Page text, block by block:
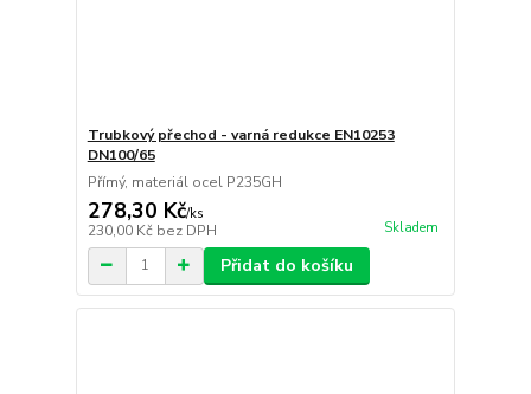
Trubkový přechod - varná redukce EN10253
DN100/65
Přímý, materiál ocel P235GH
278,30 Kč/ks
230,00 Kč bez DPH Skladem
Přidat do košíku